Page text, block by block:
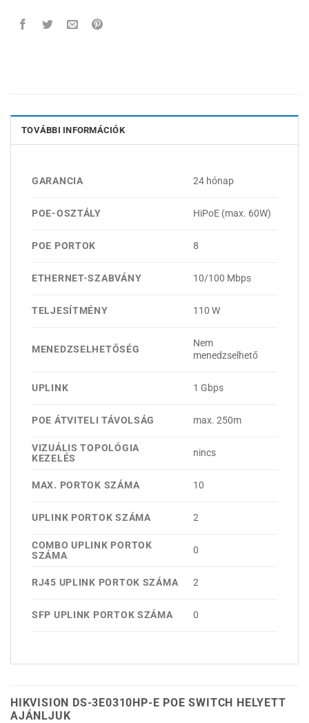
TOVÁBBI INFORMÁCIÓK
GARANCIA 24 hónap
POE-OSZTÁLY HiPoE (max. 60W)
POE PORTOK 8
ETHERNET-SZABVÁNY 10/100 Mbps
TELJESÍTMÉNY 110 W
MENEDZSELHETŐSÉG
Nem
menedzselhető
UPLINK 1 Gbps
POE ÁTVITELI TÁVOLSÁG max. 250m
VIZUÁLIS TOPOLÓGIA
KEZELÉS
nincs
MAX. PORTOK SZÁMA 10
UPLINK PORTOK SZÁMA 2
COMBO UPLINK PORTOK
SZÁMA
0
RJ45 UPLINK PORTOK SZÁMA 2
SFP UPLINK PORTOK SZÁMA 0
HIKVISION DS-3E0310HP-E POE SWITCH HELYETT
AJÁNLJUK